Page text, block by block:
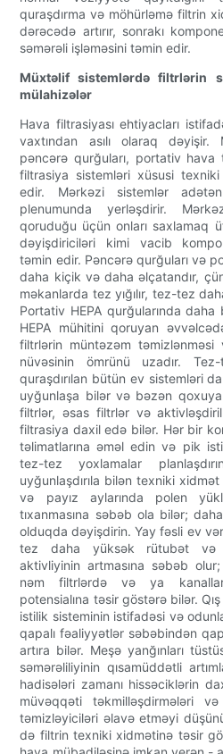
quraşdırma və möhürləmə filtrin
dərəcədə artırır, sonrakı
səmərəli işləməsini təmin edir.
Müxtəlif sistemlərdə filtrlərin
mülahizələr
Hava filtrasiyası ehtiyacları
vaxtından asılı olaraq dəyişir.
pəncərə qurğuları, portativ
filtrasiya sistemləri xüsusi
edir. Mərkəzi sistemlər
plenumunda yerləşdirir.
qoruduğu üçün onları saxlamaq
dəyişdiriciləri kimi vacib
təmin edir. Pəncərə qurğuları və
daha kiçik və daha əlçatandır,
məkanlarda tez yığılır, tez-tez
Portativ HEPA qurğularında
HEPA mühitini qoruyan
filtrlərin müntəzəm təmizlənməsi
nüvəsinin ömrünü uzadır.
quraşdırılan bütün ev sistemləri
uyğunlaşa bilər və bəzən
filtrlər, əsas filtrlər və
filtrasiya daxil edə bilər. Hər bir
təlimatlarına əməl edin və pik
tez-tez yoxlamalar
uyğunlaşdırıla bilən texniki
və payız aylarında polen
tıxanmasına səbəb ola bilər;
olduqda dəyişdirin. Yay fəsli ev
tez daha yüksək rütubət və
aktivliyinin artmasına səbəb
nəm filtrlərdə və ya
potensialına təsir göstərə bilər.
istilik sisteminin istifadəsi və
qapalı fəaliyyətlər səbəbindən
artıra bilər. Meşə yanğınları
səmərəliliyinin qısamüddətli
hadisələri zamanı hissəciklərin
müvəqqəti təkmilləşdirmələri
təmizləyiciləri əlavə etməyi
də filtrin texniki xidmətinə təsir